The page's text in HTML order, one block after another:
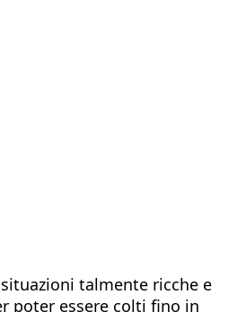
talmente ricche e
poter essere colti fino in